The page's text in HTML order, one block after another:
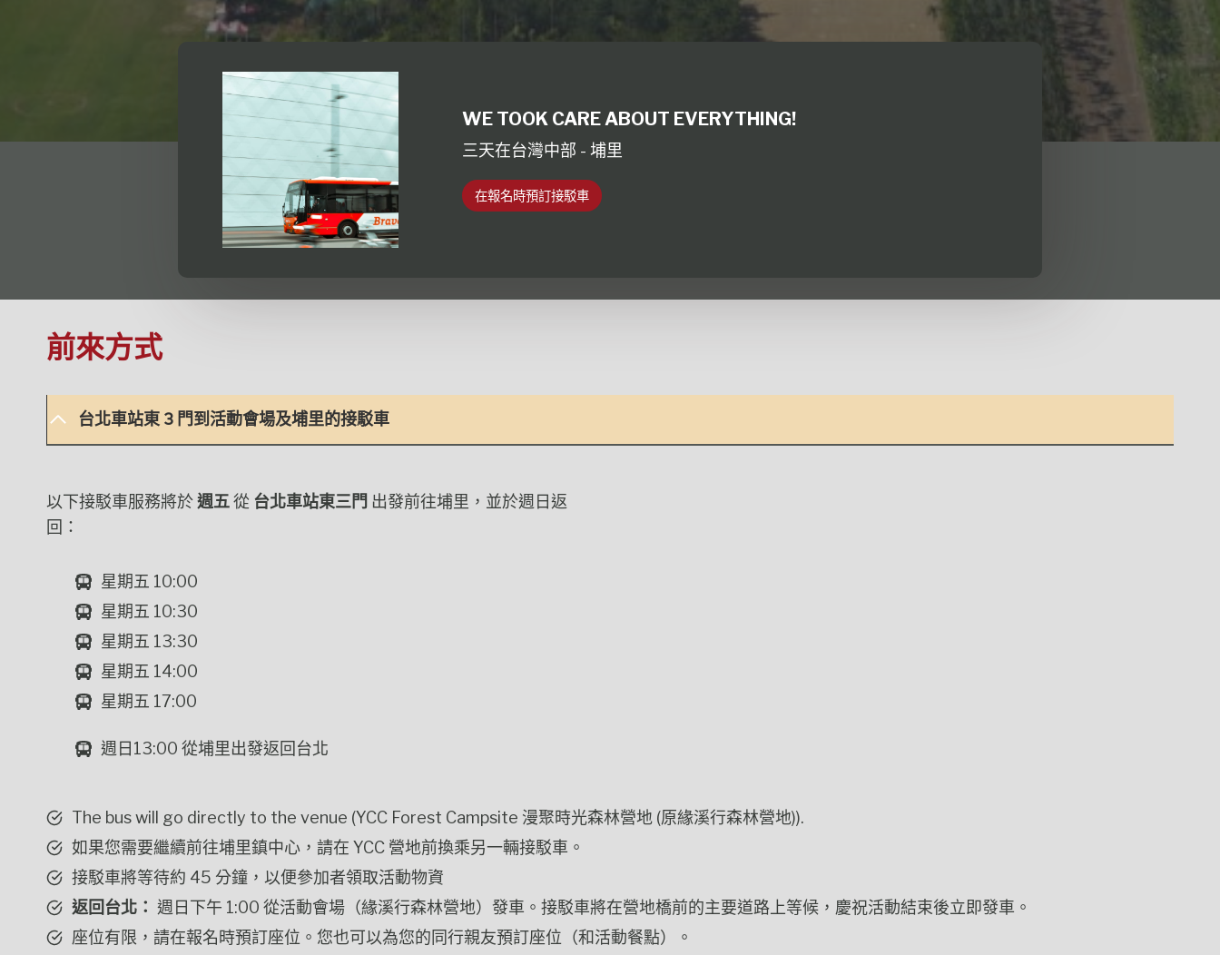
WE TOOK CARE ABOUT EVERYTHING!
三天在台灣中部 - 埔里
在報名時預訂接駁車
前來方式
台北車站東 3 門到活動會場及埔里的接駁車
以下接駁車服務將於週五從 台北車站東三門 出發前往埔里，並於週日返
回：
星期五 10:00
星期五 10:30
星期五 13:30
星期五 14:00
星期五 17:00
週日13:00 從埔里出發返回台北
The bus will go directly to the venue (YCC Forest Campsite 漫聚時光森林營地 (原緣溪行森林營地)).
如果您需要繼續前往埔里鎮中心，請在 YCC 營地前換乘另一輛接駁車。
接駁車將等待約 45 分鐘，以便參加者領取活動物資
返回台北： 週日下午 1:00 從活動會場（緣溪行森林營地）發車。接駁車將在營地橋前的主要道路上等候，慶祝活動結束後立即發車。
座位有限，請在報名時預訂座位。您也可以為您的同行親友預訂座位（和活動餐點）。